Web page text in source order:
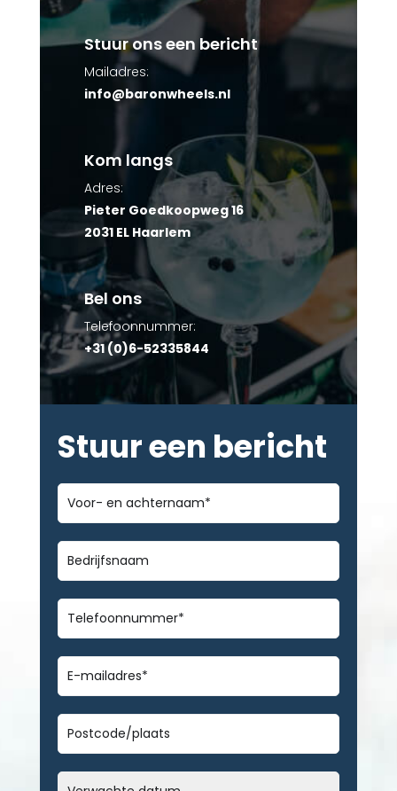
Stuur ons een bericht
Mailadres:
info@baronwheels.nl
Kom langs
Adres:
Pieter Goedkoopweg 16
2031 EL Haarlem
Bel ons
Telefoonnummer:
+31 (0)6-52335844
Stuur een bericht
Voor-
en
achternaam*
Bedrijfsnaam
Telefoonnummer*
E-
mailadres*
Geen
titel
Datum